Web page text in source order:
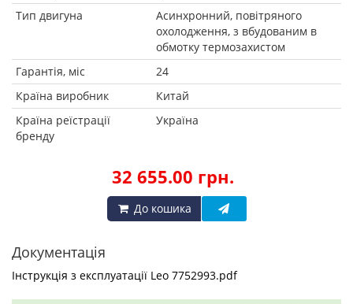
Тип двигуна
Асинхронний, повітряного
охолодження, з вбудованим в
обмотку термозахистом
Гарантія, міс
24
Країна виробник
Китай
Країна реїстрації
бренду
Україна
32 655.00 грн.
До кошика
Документація
Інструкція з експлуатації Leo 7752993.pdf